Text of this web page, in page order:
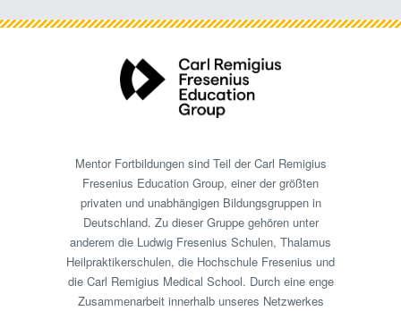
Mentor Fortbildungen sind Teil der Carl Remigius
Fresenius Education Group, einer der größten
privaten und unabhängigen Bildungsgruppen in
Deutschland. Zu dieser Gruppe gehören unter
anderem die Ludwig Fresenius Schulen, Thalamus
Heilpraktikerschulen, die Hochschule Fresenius und
die Carl Remigius Medical School. Durch eine enge
Zusammenarbeit innerhalb unseres Netzwerkes